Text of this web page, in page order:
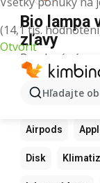
(14,1 tis.
Otvoriť
Hľadajte
Bio lampa
zľavy
Pre daný výraz
Ďalšie
Samsung
Airpods
Disk